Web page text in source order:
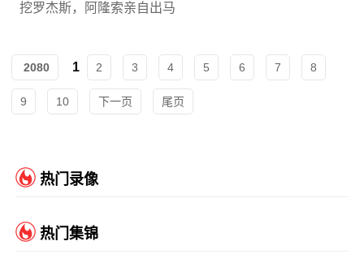
挖罗杰斯，阿隆索亲自出马
2080 1 2 3 4 5 6 7 8
9 10 下一页 尾页
热门录像
热门集锦